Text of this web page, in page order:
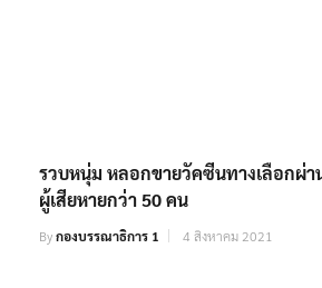
รวบหนุ่ม หลอกขายวัคซีนทางเลือกผ่
ผู้เสียหายกว่า 50 คน
Byกองบรรณาธิการ 1 4 สิงหาคม 2021